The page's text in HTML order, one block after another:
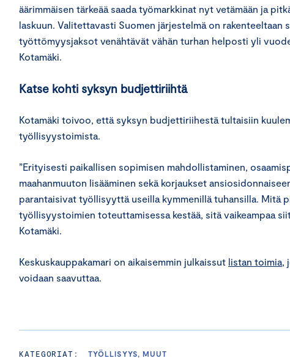
äärimmäisen tärkeää saada työmarkkinat nyt vetämään ja
laskuun. Valitettavasti Suomen järjestelmä on rakenteeltaan
työttömyysjaksot venähtävät vähän turhan helposti yli
Kotamäki.
Katse kohti syksyn budjettiriihtä
Kotamäki toivoo, että syksyn budjettiriihestä tultaisiin
työllisyystoimista.
”Erityisesti paikallisen sopimisen mahdollistaminen,
maahanmuuton lisääminen sekä korjaukset
parantaisivat työllisyyttä useilla kymmenillä tuhansilla. Mitä
työllisyystoimien toteuttamisessa kestää, sitä vaikeampaa
Kotamäki.
Keskuskauppakamari on aikaisemmin julkaissut listan toimia,
voidaan saavuttaa.
KATEGORIAT: TYÖLLISYYS, MUUT